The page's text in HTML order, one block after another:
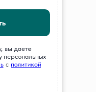
вы даете
персональных
c политикой